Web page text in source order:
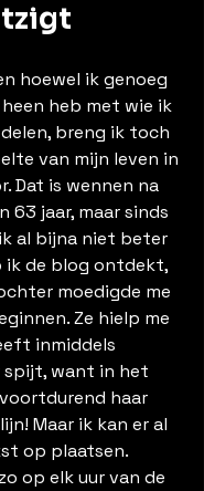
hoewel ik genoeg
heb met wie ik
breng ik toch
van mijn leven in
Dat is wennen na
63 jaar, maar sinds
al bijna niet beter
ik de blog ontdekt,
moedigde me
Ze hielp me
inmiddels
spijt, want in het
haar
Maar ik kan er al
op plaatsen.
op elk uur van de